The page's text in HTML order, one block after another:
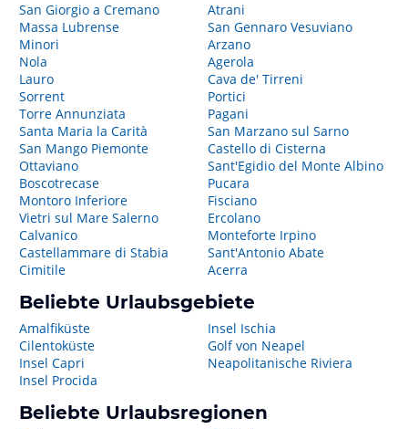
San Giorgio a Cremano
Massa Lubrense
Minori
Nola
Lauro
Sorrent
Torre Annunziata
Santa Maria la Carità
San Mango Piemonte
Ottaviano
Boscotrecase
Montoro Inferiore
Vietri sul Mare Salerno
Calvanico
Castellammare di Stabia
Cimitile
Atrani
San Gennaro Vesuviano
Arzano
Agerola
Cava de' Tirreni
Portici
Pagani
San Marzano sul Sarno
Castello di Cisterna
Sant'Egidio del Monte Albino
Pucara
Fisciano
Ercolano
Monteforte Irpino
Sant'Antonio Abate
Acerra
Beliebte Urlaubsgebiete
Amalfiküste
Cilentoküste
Insel Capri
Insel Procida
Insel Ischia
Golf von Neapel
Neapolitanische Riviera
Beliebte Urlaubsregionen